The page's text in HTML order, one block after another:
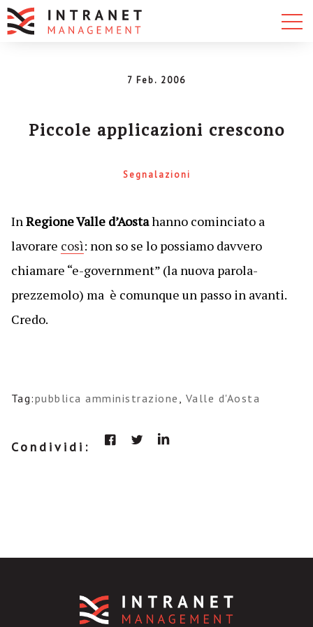
7 Feb. 2006
Piccole applicazioni crescono
Segnalazioni
InRegione Valle d’Aostahanno cominciato a
lavorare così: non so se lo possiamo davvero
chiamare “e-government” (la nuova parola-
prezzemolo) ma è comunque un passo in avanti.
Credo.
Tag:pubblica amministrazione , Valle d'Aosta
Condividi: